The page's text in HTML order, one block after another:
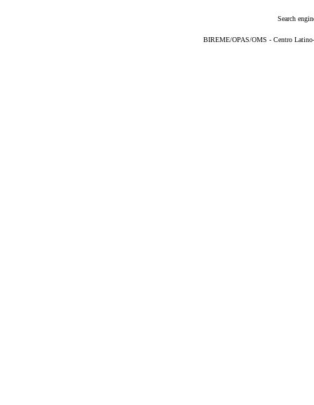
Search
BIREME/OPAS/OMS - Centro Latino-